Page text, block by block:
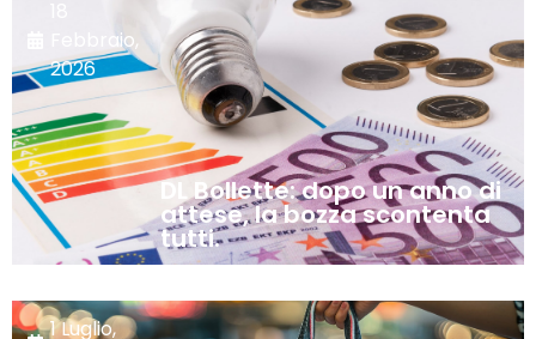
Febbraio,
2026
DL Bollette: dopo un anno di
attese, la bozza scontenta
tutti.
1 Luglio,